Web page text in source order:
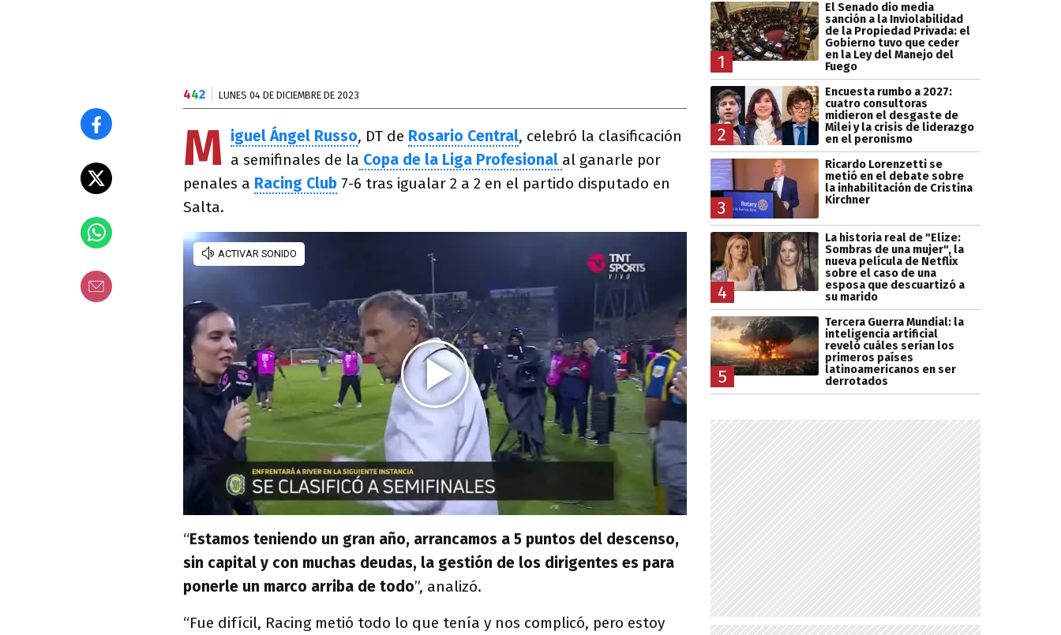
442 LUNES 04 DE DICIEMBRE DE 2023
M iguel Ángel Russo, DT de Rosario Central, celebró la clasificación
a semifinales de la Copa de la Liga Profesional al ganarle por
penales a Racing Club 7-6 tras igualar 2 a 2 en el partido disputado en
Salta.
“Estamos teniendo un gran año, arrancamos a 5 puntos del descenso,
sin capital y con muchas deudas, la gestión de los dirigentes es para
ponerle un marco arriba de todo”, analizó.
“Fue difícil, Racing metió todo lo que tenía y nos complicó, pero estoy
1
El Senado dio media
sanción a la Inviolabilidad
de la Propiedad Privada: el
Gobierno tuvo que ceder
en la Ley del Manejo del
Fuego
2
Encuesta rumbo a 2027:
cuatro consultoras
midieron el desgaste de
Milei y la crisis de liderazgo
en el peronismo
3
Ricardo Lorenzetti se
metió en el debate sobre
la inhabilitación de Cristina
Kirchner
4
La historia real de "Elize:
Sombras de una mujer", la
nueva película de Netflix
sobre el caso de una
esposa que descuartizó a
su marido
5
Tercera Guerra Mundial: la
inteligencia artificial
reveló cuáles serían los
primeros países
latinoamericanos en ser
derrotados